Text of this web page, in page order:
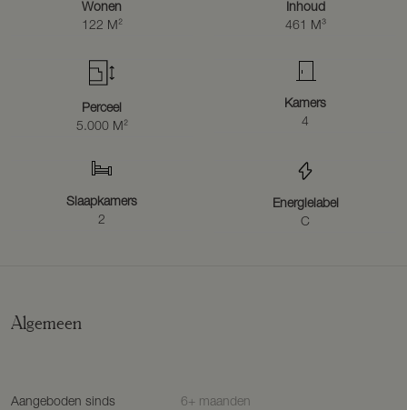
Wonen
122 M²
Inhoud
461 M³
Perceel
5.000 M²
Kamers
4
Slaapkamers
2
Energielabel
C
Algemeen
Aangeboden sinds 6+ maanden